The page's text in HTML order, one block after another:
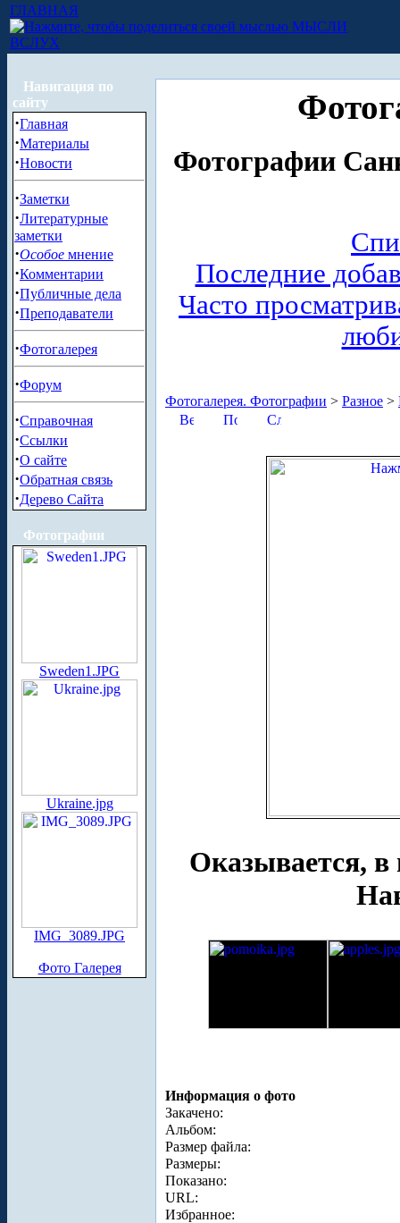
ГЛАВНАЯ
МЫСЛИ
ВСЛУХ
Навигация по
сайту
·Главная
·Материалы
·Новости
·Заметки
·Литературные
заметки
·Особое мнение
·Комментарии
·Публичные дела
·Преподаватели
·Фотогалерея
·Форум
·Справочная
·Ссылки
·О сайте
·Обратная связь
·Дерево Сайта
Фотографии
Sweden1.JPG
Ukraine.jpg
IMG_3089.JPG
Фото Галерея
Фотографии
Последние
Часто
Фотогалерея. Фотографии > Разное >
Оказывается, в
Информация о фото
Закачено:
Альбом:
Размер файла:
Размеры:
Показано:
URL:
Избранное: